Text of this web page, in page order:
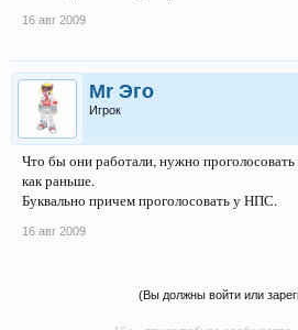
16 авг 2009
Mr Эго
Игрок
Что бы они работали, нужно
как раньше.
Буквально причем проголосовать у НПС.
16 авг 2009
(Вы должны войти или